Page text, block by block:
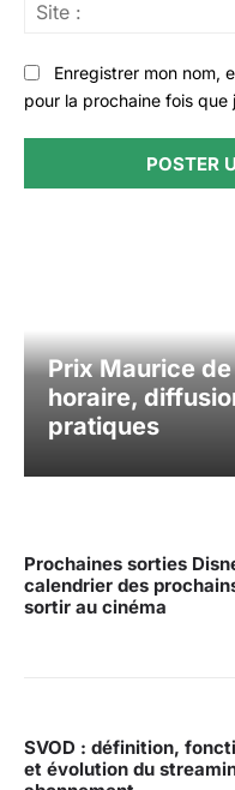
Enregistrer mon nom,
pour la prochaine fois que
Prix Maurice
horaire,
pratiques
Prochaines sorties
calendrier des
sortir au cinéma
SVOD : définition,
et évolution du